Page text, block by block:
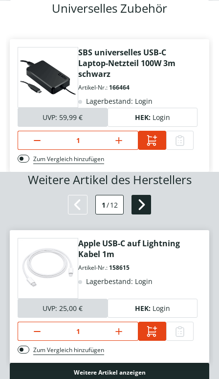
Universelles Zubehör
SBS universelles USB-C
Laptop-Netzteil 100W 3m
schwarz
Artikel-Nr.: 166464
Lagerbestand: Login
UVP: 59,99 € HEK: Login
Zum Vergleich hinzufügen
Weitere Artikel des Herstellers
1 /12
Apple USB-C auf Lightning
Kabel 1m
Artikel-Nr.: 158615
Lagerbestand: Login
UVP: 25,00 € HEK: Login
Zum Vergleich hinzufügen
Weitere Artikel anzeigen